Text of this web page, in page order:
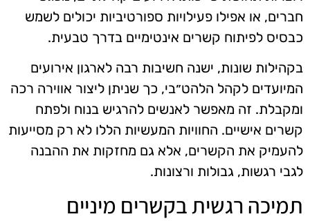
חברים, או אפילו פעילויות ספורטיביות יכולים לשמש
כבסיס לפיתוח קשרים אינטימיים בדרך טבעית.
בקהילות שונות, ישנה חשיבות רבה לארגון אירועים
המיועדים לקהל הלהט״בי, כך שניתן ליצור אווירה רכה
ומקבלת. זה מאפשר לאנשים להרגיש בנוח ולפתח
קשרים אישיים. החוויות המעשיות הללו לא רק מסייעות
להעמיק את הקשרים, אלא גם מחזקות את ההבנה
לגבי רגשות, גבולות ורצונות.
תמיכה רגשית בקשרים מיניים